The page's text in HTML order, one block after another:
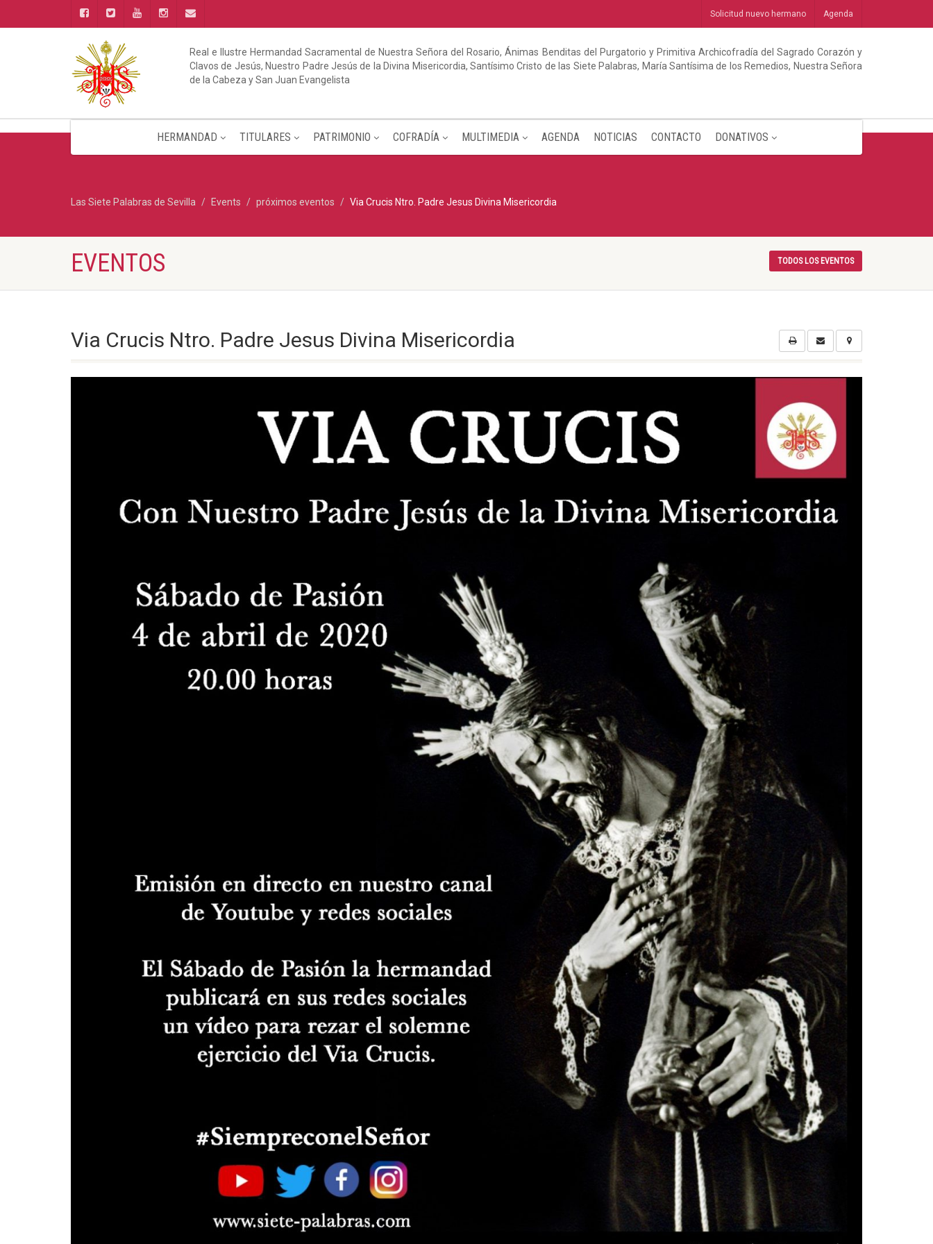
Solicitud nuevo hermano Agenda
Real e Ilustre Hermandad Sacramental de Nuestra Señora del Rosario, Ánimas Benditas del Purgatorio y Primitiva Archicofradía del Sagrado Corazón y
Clavos de Jesús, Nuestro Padre Jesús de la Divina Misericordia, Santísimo Cristo de las Siete Palabras, María Santísima de los Remedios, Nuestra Señora
de la Cabeza y San Juan Evangelista
HERMANDAD TITULARES PATRIMONIO COFRADÍA MULTIMEDIA AGENDA NOTICIAS CONTACTO DONATIVOS
Las Siete Palabras de Sevilla Events próximos eventos Via Crucis Ntro. Padre Jesus Divina Misericordia
EVENTOS TODOS LOS EVENTOS
Via Crucis Ntro. Padre Jesus Divina Misericordia